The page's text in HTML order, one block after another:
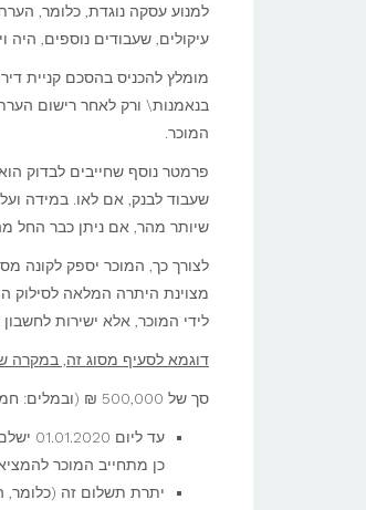
למנוע עסקה נוגדת, כלומר,
עיקולים, שעבודים נוספים, היה
מומלץ להכניס בהסכם קניית
בנאמנות\ ורק לאחר רישום
המוכר.
פרמטר נוסף שחייבים לבדוק
שעבוד לבנק, אם לאו. במידה
שיותר מהר, אם ניתן כבר החל
לצורך כך, המוכר יספק לקונה
מצוינת היתרה המלאה לסילוק
לידי המוכר, אלא ישירות
דוגמא לסעיף מסוג זה, במקרה של
סך של 500,000 ₪ (ובמלים: חמש מאות אלף שקלים חדשים) ישולם, באופן הבא:
כן מתחייב המוכר